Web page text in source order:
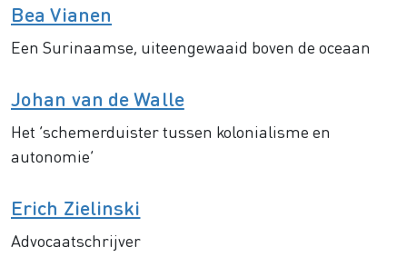
Bea Vianen
Een Surinaamse, uiteengewaaid boven de oceaan
Johan van de Walle
Het ‘schemerduister tussen kolonialisme en
autonomie’
Erich Zielinski
Advocaatschrijver